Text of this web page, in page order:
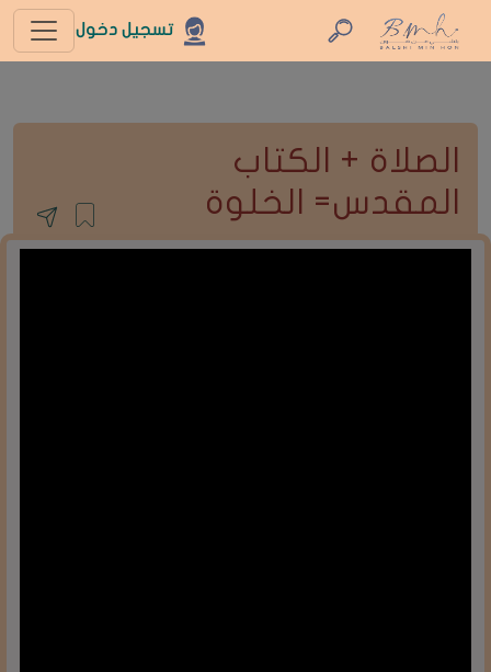
تسجيل دخول
الصلاة + الكتاب
المقدس= الخلوة